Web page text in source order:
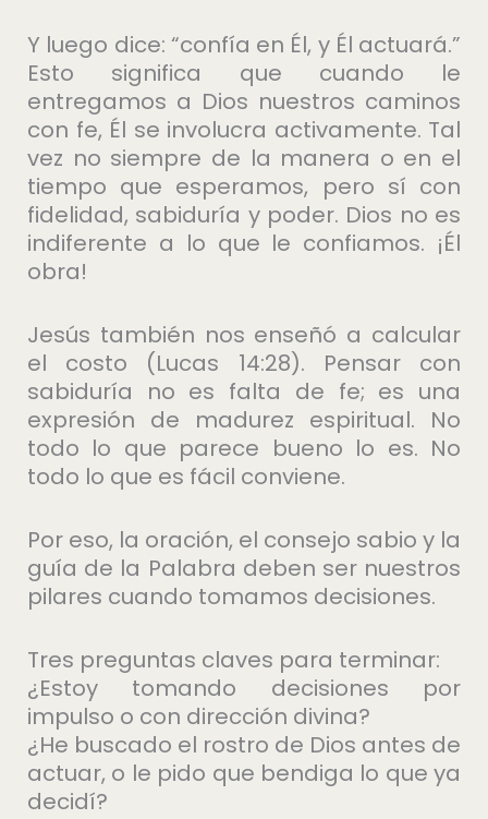
Y luego dice: “confía en Él, y Él actuará.”
Esto significa que cuando le
entregamos a Dios nuestros caminos
con fe, Él se involucra activamente. Tal
vez no siempre de la manera o en el
tiempo que esperamos, pero sí con
fidelidad, sabiduría y poder. Dios no es
indiferente a lo que le confiamos. ¡Él
obra!
Jesús también nos enseñó a calcular
el costo (Lucas 14:28). Pensar con
sabiduría no es falta de fe; es una
expresión de madurez espiritual. No
todo lo que parece bueno lo es. No
todo lo que es fácil conviene.
Por eso, la oración, el consejo sabio y la
guía de la Palabra deben ser nuestros
pilares cuando tomamos decisiones.
Tres preguntas claves para terminar:
¿Estoy tomando decisiones por
impulso o con dirección divina?
¿He buscado el rostro de Dios antes de
actuar, o le pido que bendiga lo que ya
decidí?